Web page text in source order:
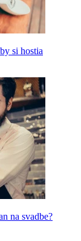
si hostia
na svadbe?